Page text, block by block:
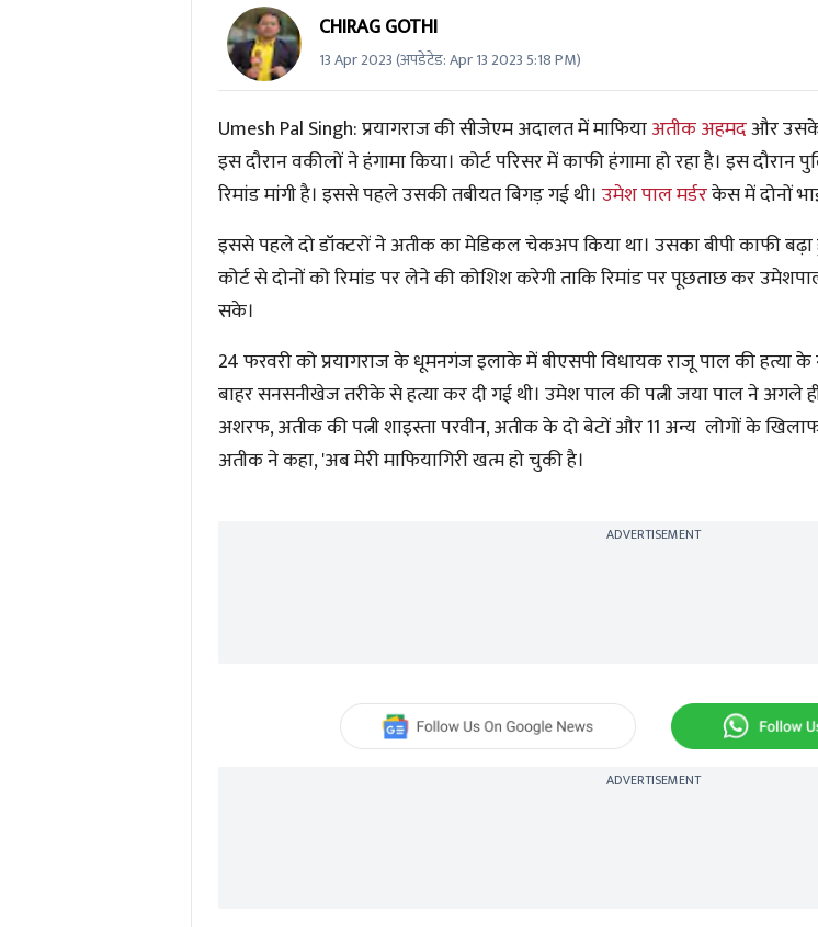
CHIRAG GOTHI
13 Apr 2023(अपडेटेड:Apr 13 2023 5:18 PM)
Umesh Pal Singh:प्रयागराज की सीजेएम अदालत में माफियाअतीक अहमदऔर उसके
इस दौरान वकीलों ने हंगामा किया। कोर्ट परिसर में काफी हंगामा हो रहा है। इस
रिमांड मांगी है। इससे पहले उसकी तबीयत बिगड़ गई थी। उमेश पाल मर्डरकेस में दोनों
इससे पहले दो डॉक्टरों ने अतीक का मेडिकल चेकअप किया था। उसका बीपी काफी
कोर्ट से दोनों को रिमांड पर लेने की कोशिश करेगी ताकि रिमांड पर पूछताछ कर
सके।
24 फरवरी को प्रयागराज के धूमनगंज इलाके में बीएसपी विधायक राजू पाल की हत्या
बाहर सनसनीखेज तरीके से हत्या कर दी गई थी। उमेश पाल की पत्नी जया पाल ने अगले
अशरफ, अतीक की पत्नी शाइस्ता परवीन, अतीक के दो बेटों और 11 अन्य लोगों के
अतीक ने कहा, 'अब मेरी माफियागिरी खत्म हो चुकी है।
ADVERTISEMENT
ADVERTISEMENT